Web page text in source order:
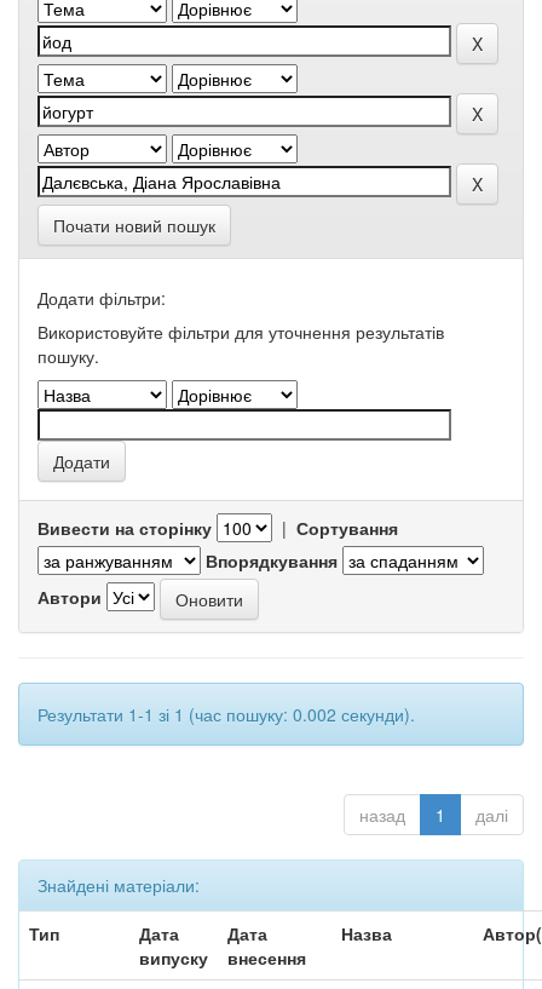
Почати новий пошук
Додати фільтри:
Використовуйте фільтри для уточнення результатів
пошуку.
Вивести на сторінку | Сортування
Впорядкування
Автори
Результати 1-1 зі 1 (час пошуку: 0.002 секунди).
назад 1 далі
Знайдені матеріали:
Тип
Дата
випуску
Дата
внесення
Назва